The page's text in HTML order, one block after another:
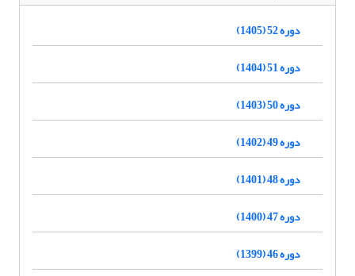
دوره 52 (1405)
دوره 51 (1404)
دوره 50 (1403)
دوره 49 (1402)
دوره 48 (1401)
دوره 47 (1400)
دوره 46 (1399)